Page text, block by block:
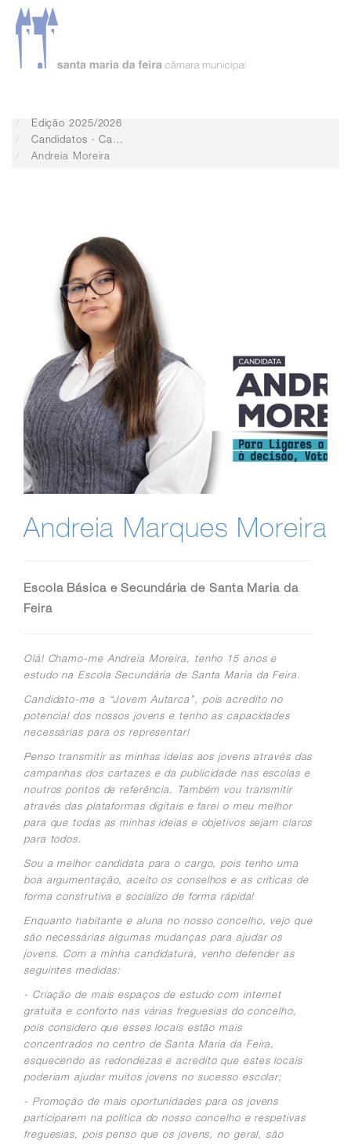
Serviços
Edição 2025/2026
Candidatos · Campanha Eleitoral
Andreia Moreira
Andreia Marques Moreira
Escola Básica e Secundária de Santa Maria da
Feira
Olá! Chamo-me Andreia Moreira, tenho 15 anos e
estudo na Escola Secundária de Santa Maria da Feira.
Candidato-me a “Jovem Autarca”, pois acredito no
potencial dos nossos jovens e tenho as capacidades
necessárias para os representar!
Penso transmitir as minhas ideias aos jovens através das
campanhas dos cartazes e da publicidade nas escolas e
noutros pontos de referência. Também vou transmitir
através das plataformas digitais e farei o meu melhor
para que todas as minhas ideias e objetivos sejam claros
para todos.
Sou a melhor candidata para o cargo, pois tenho uma
boa argumentação, aceito os conselhos e as críticas de
forma construtiva e socializo de forma rápida!
Enquanto habitante e aluna no nosso concelho, vejo que
são necessárias algumas mudanças para ajudar os
jovens. Com a minha candidatura, venho defender as
seguintes medidas:
- Criação de mais espaços de estudo com internet
gratuita e conforto nas várias freguesias do concelho,
pois considero que esses locais estão mais
concentrados no centro de Santa Maria da Feira,
esquecendo as redondezas e acredito que estes locais
poderiam ajudar muitos jovens no sucesso escolar;
- Promoção de mais oportunidades para os jovens
participarem na política do nosso concelho e respetivas
freguesias, pois penso que os jovens, no geral, são